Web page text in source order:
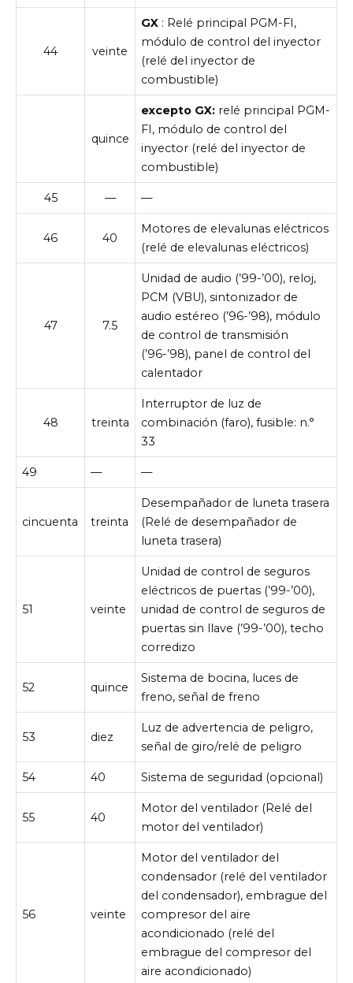
44 veinte
GX : Relé principal PGM-FI,
módulo de control del inyector
(relé del inyector de
combustible)
quince
excepto GX: relé principal PGM-
FI, módulo de control del
inyector (relé del inyector de
combustible)
45 — —
46 40
Motores de elevalunas eléctricos
(relé de elevalunas eléctricos)
47 7.5
Unidad de audio (’99-’00), reloj,
PCM (VBU), sintonizador de
audio estéreo (’96-’98), módulo
de control de transmisión
(’96-’98), panel de control del
calentador
48 treinta
Interruptor de luz de
combinación (faro), fusible: n.°
33
49 — —
cincuenta treinta
Desempañador de luneta trasera
(Relé de desempañador de
luneta trasera)
51 veinte
Unidad de control de seguros
eléctricos de puertas (’99-’00),
unidad de control de seguros de
puertas sin llave (’99-’00), techo
corredizo
52 quince
Sistema de bocina, luces de
freno, señal de freno
53 diez
Luz de advertencia de peligro,
señal de giro/relé de peligro
54 40 Sistema de seguridad (opcional)
55 40
Motor del ventilador (Relé del
motor del ventilador)
56 veinte
Motor del ventilador del
condensador (relé del ventilador
del condensador), embrague del
compresor del aire
acondicionado (relé del
embrague del compresor del
aire acondicionado)